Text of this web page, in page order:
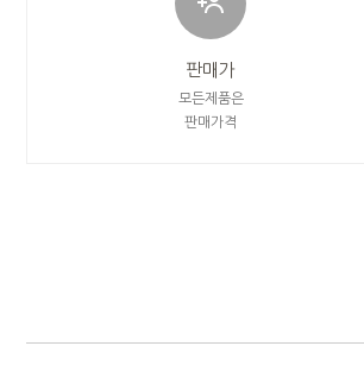
판매가
모든제품은
판매가격